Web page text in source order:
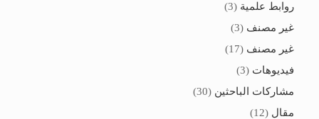
روابط علمية (3)
غير مصنف (3)
غير مصنف (17)
فيديوهات (3)
مشاركات الباحثين (30)
مقال (12)